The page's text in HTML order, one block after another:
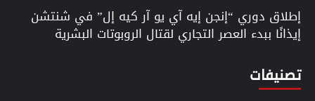
إطلاق دوري “إنجن إيه آي يو آر كيه إل” في شنتشن
إيذانًا ببدء العصر التجاري لقتال الروبوتات البشرية
تصنيفات